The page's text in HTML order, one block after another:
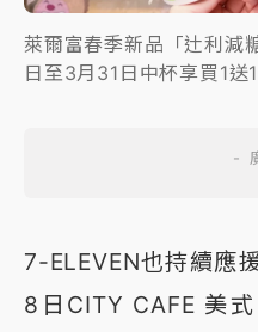
萊爾富春季新品「辻利減
日至3月31日中杯享買1送
7-ELEVEN也持續應
8日CITY CAFE 美